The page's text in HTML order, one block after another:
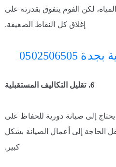
لكن الفوم يتفوق بقدرته على
إغلاق كل النقاط الضعيفة.
6. تقليل التكاليف المستقبلية
إلى صيانة دورية للحفاظ على
الحاجة إلى أعمال الصيانة بشكل
كبير.